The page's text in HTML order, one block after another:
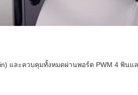
และควบคุมทั้งหมดผ่านพอร์ต PWM 4 พินแล